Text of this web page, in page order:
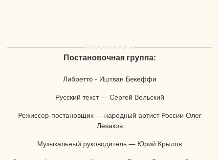
Постановочная группа:
Либретто - Иштван Бекеффи
Русский текст — Сергей Вольский
Режиссер-постановщик — народный артист России Олег
Леваков
Музыкальный руководитель — Юрий Крылов